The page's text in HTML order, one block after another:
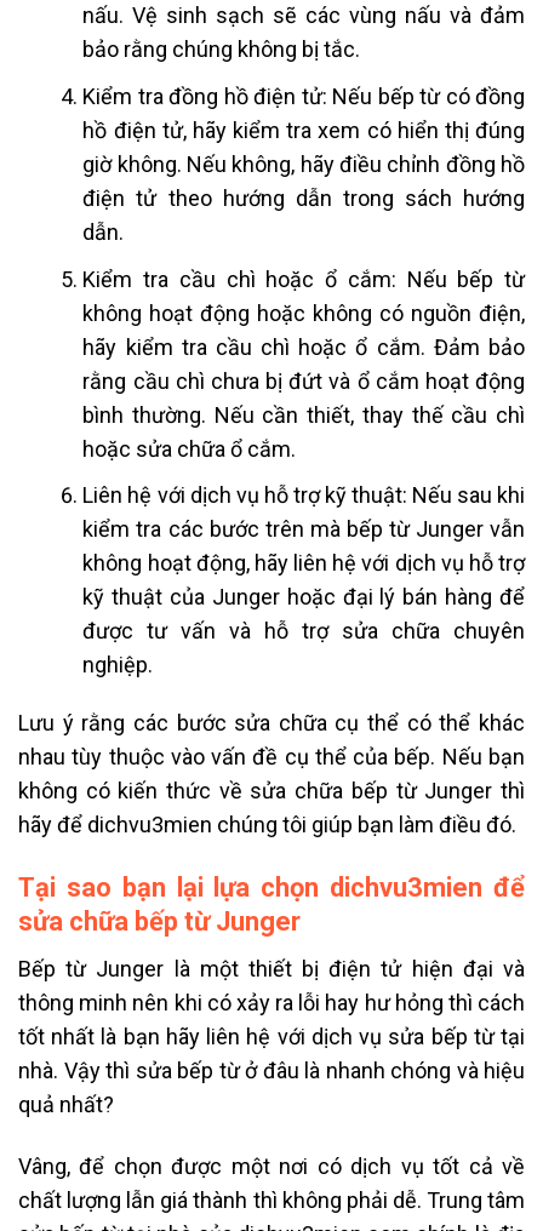
nấu. Vệ sinh sạch sẽ các vùng nấu và đảm
bảo rằng chúng không bị tắc.
Kiểm tra đồng hồ điện tử: Nếu bếp từ có đồng
hồ điện tử, hãy kiểm tra xem có hiển thị đúng
giờ không. Nếu không, hãy điều chỉnh đồng hồ
điện tử theo hướng dẫn trong sách hướng
dẫn.
Kiểm tra cầu chì hoặc ổ cắm: Nếu bếp từ
không hoạt động hoặc không có nguồn điện,
hãy kiểm tra cầu chì hoặc ổ cắm. Đảm bảo
rằng cầu chì chưa bị đứt và ổ cắm hoạt động
bình thường. Nếu cần thiết, thay thế cầu chì
hoặc sửa chữa ổ cắm.
Liên hệ với dịch vụ hỗ trợ kỹ thuật: Nếu sau khi
kiểm tra các bước trên mà bếp từ Junger vẫn
không hoạt động, hãy liên hệ với dịch vụ hỗ trợ
kỹ thuật của Junger hoặc đại lý bán hàng để
được tư vấn và hỗ trợ sửa chữa chuyên
nghiệp.
Lưu ý rằng các bước sửa chữa cụ thể có thể khác
nhau tùy thuộc vào vấn đề cụ thể của bếp. Nếu bạn
không có kiến thức về sửa chữa bếp từ Junger thì
hãy để dichvu3mien chúng tôi giúp bạn làm điều đó.
Tại sao bạn lại lựa chọn dichvu3mien để
sửa chữa bếp từ Junger
Bếp từ Junger là một thiết bị điện tử hiện đại và
thông minh nên khi có xảy ra lỗi hay hư hỏng thì cách
tốt nhất là bạn hãy liên hệ với dịch vụ sửa bếp từ tại
nhà. Vậy thì sửa bếp từ ở đâu là nhanh chóng và hiệu
quả nhất?
Vâng, để chọn được một nơi có dịch vụ tốt cả về
chất lượng lẫn giá thành thì không phải dễ. Trung tâm